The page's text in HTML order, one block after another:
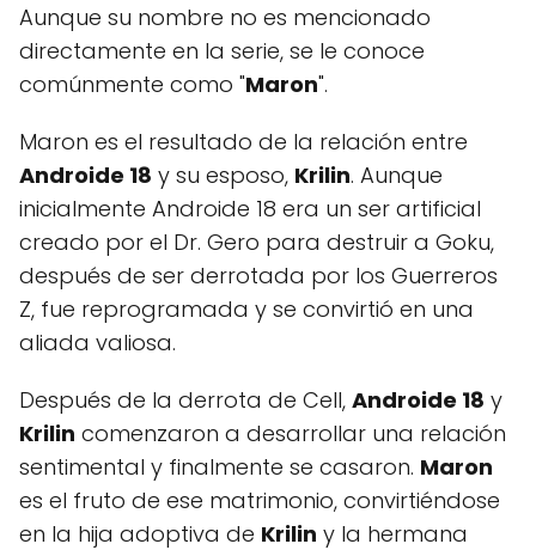
Aunque su nombre no es mencionado
directamente en la serie, se le conoce
comúnmente como "Maron".
Maron es el resultado de la relación entre
Androide 18 y su esposo, Krilin. Aunque
inicialmente Androide 18 era un ser artificial
creado por el Dr. Gero para destruir a Goku,
después de ser derrotada por los Guerreros
Z, fue reprogramada y se convirtió en una
aliada valiosa.
Después de la derrota de Cell, Androide 18 y
Krilin comenzaron a desarrollar una relación
sentimental y finalmente se casaron. Maron
es el fruto de ese matrimonio, convirtiéndose
en la hija adoptiva de Krilin y la hermana